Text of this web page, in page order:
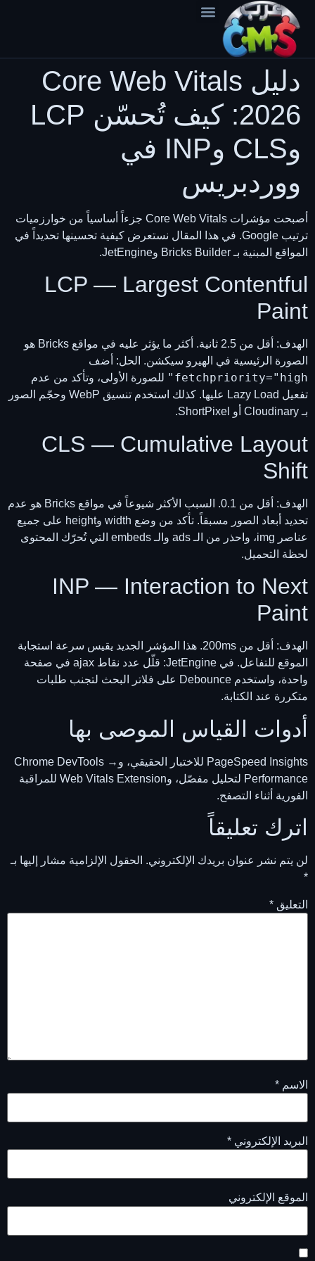
content
دليل Core Web Vitals
2026: كيف تُحسّن LCP
وCLS وINP في
ووردبريس
أصبحت مؤشرات Core Web Vitals جزءاً أساسياً من خوارزميات
ترتيب Google. في هذا المقال نستعرض كيفية تحسينها تحديداً في
المواقع المبنية بـ Bricks Builder وJetEngine.
LCP — Largest Contentful
Paint
الهدف: أقل من 2.5 ثانية. أكثر ما يؤثر عليه في مواقع Bricks هو
الصورة الرئيسية في الهيرو سيكشن. الحل: أضف
fetchpriority="high"
للصورة الأولى، وتأكد من عدم
تفعيل Lazy Load عليها. كذلك استخدم تنسيق WebP وحجّم الصور
بـ Cloudinary أو ShortPixel.
CLS — Cumulative Layout
Shift
الهدف: أقل من 0.1. السبب الأكثر شيوعاً في مواقع Bricks هو عدم
تحديد أبعاد الصور مسبقاً. تأكد من وضع width وheight على جميع
عناصر img، واحذر من الـ ads والـ embeds التي تُحرّك المحتوى
لحظة التحميل.
INP — Interaction to Next
Paint
الهدف: أقل من 200ms. هذا المؤشر الجديد يقيس سرعة استجابة
الموقع للتفاعل. في JetEngine: قلّل عدد نقاط ajax في صفحة
واحدة، واستخدم Debounce على فلاتر البحث لتجنب طلبات
متكررة عند الكتابة.
أدوات القياس الموصى بها
PageSpeed Insights للاختبار الحقيقي، وChrome DevTools →
Performance لتحليل مفصّل، وWeb Vitals Extension للمراقبة
الفورية أثناء التصفح.
اترك تعليقاً
لن يتم نشر عنوان بريدك الإلكتروني. الحقول الإلزامية مشار إليها بـ
*
التعليق *
الاسم *
البريد الإلكتروني *
الموقع الإلكتروني